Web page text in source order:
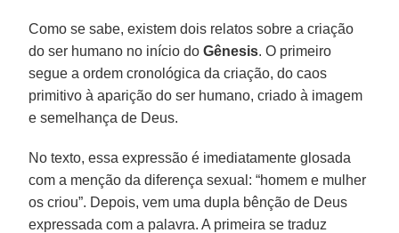
Como se sabe, existem dois relatos sobre a criação
do ser humano no início doGênesis. O primeiro
segue a ordem cronológica da criação, do caos
primitivo à aparição do ser humano, criado à imagem
e semelhança de Deus.
No texto, essa expressão é imediatamente glosada
com a menção da diferença sexual: “homem e mulher
os criou”. Depois, vem uma dupla bênção de Deus
expressada com a palavra. A primeira se traduz